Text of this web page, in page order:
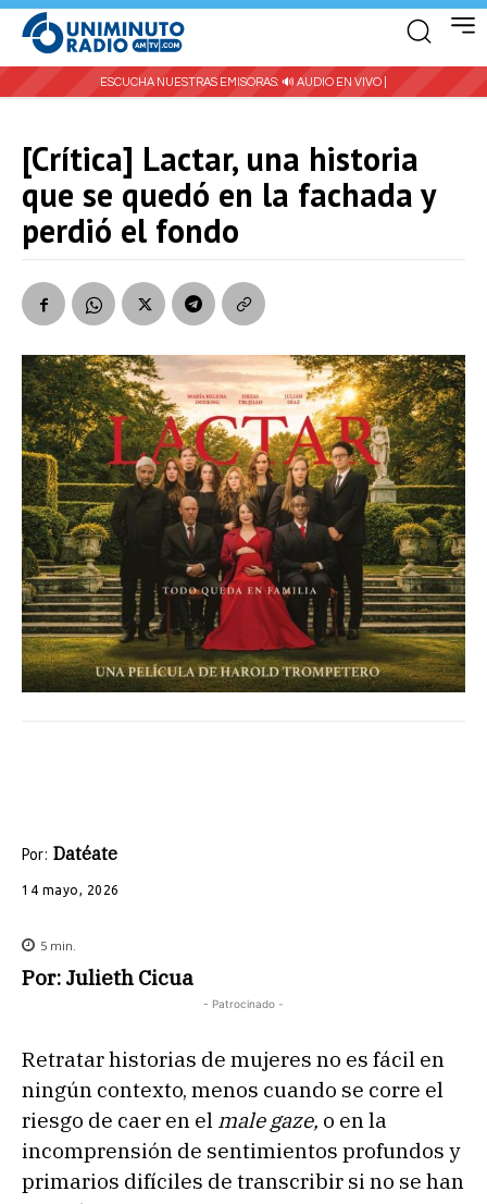
ESCUCHA NUESTRAS EMISORAS: 🔊 AUDIO EN VIVO |
[Crítica] Lactar, una historia
que se quedó en la fachada y
perdió el fondo
Por: Datéate
14 mayo, 2026
5 min.
Por: Julieth Cicua
- Patrocinado -
Retratar historias de mujeres no es fácil en
ningún contexto, menos cuando se corre el
riesgo de caer en el male gaze, o en la
incomprensión de sentimientos profundos y
primarios difíciles de transcribir si no se han